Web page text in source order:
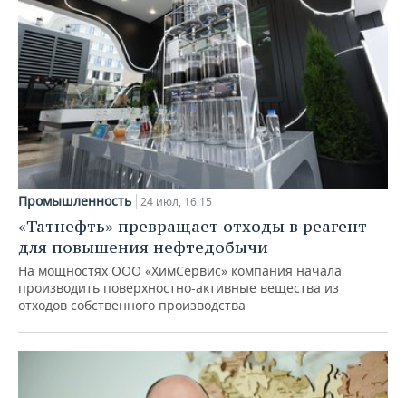
Промышленность 24 июл, 16:15
«Татнефть» превращает отходы в реагент
для повышения нефтедобычи
На мощностях ООО «ХимСервис» компания начала
производить поверхностно-активные вещества из
отходов собственного производства